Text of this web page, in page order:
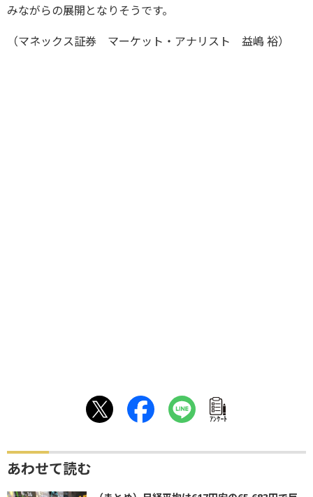
みながらの展開となりそうです。
（マネックス証券 マーケット・アナリスト 益嶋 裕）
ｱﾝｹｰﾄ
あわせて読む